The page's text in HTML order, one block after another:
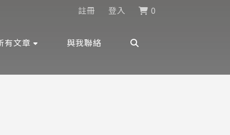
註冊 登入 0
有文章 與我聯絡